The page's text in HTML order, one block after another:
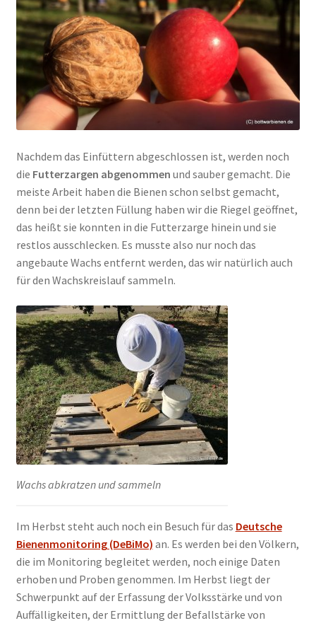
Nachdem das Einfüttern abgeschlossen ist, werden noch
die Futterzargen abgenommen und sauber gemacht. Die
meiste Arbeit haben die Bienen schon selbst gemacht,
denn bei der letzten Füllung haben wir die Riegel geöffnet,
das heißt sie konnten in die Futterzarge hinein und sie
restlos ausschlecken. Es musste also nur noch das
angebaute Wachs entfernt werden, das wir natürlich auch
für den Wachskreislauf sammeln.
Wachs abkratzen und sammeln
Im Herbst steht auch noch ein Besuch für das Deutsche
Bienenmonitoring (DeBiMo) an. Es werden bei den Völkern,
die im Monitoring begleitet werden, noch einige Daten
erhoben und Proben genommen. Im Herbst liegt der
Schwerpunkt auf der Erfassung der Volksstärke und von
Auffälligkeiten, der Ermittlung der Befallstärke von